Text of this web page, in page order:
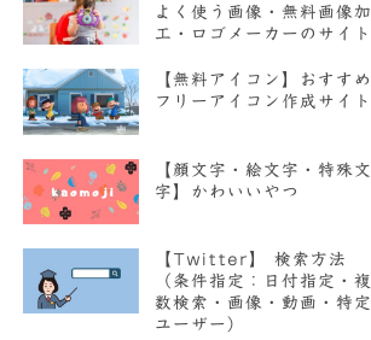
よく使う画像・無料画像加
工・ロゴメーカーのサイト
【無料アイコン】おすすめ
フリーアイコン作成サイト
【顔文字・絵文字・特殊文
字】かわいいやつ
【Twitter】 検索方法
（条件指定：日付指定・複
数検索・画像・動画・特定
ユーザー）